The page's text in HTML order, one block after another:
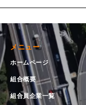
メニュー
ホームページ
組合概要
組合員企業一覧